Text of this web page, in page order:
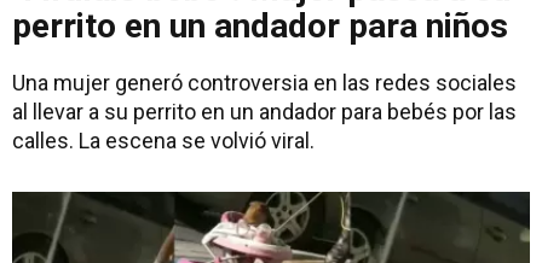
perrito en un andador para niños
Una mujer generó controversia en las redes sociales
al llevar a su perrito en un andador para bebés por las
calles. La escena se volvió viral.